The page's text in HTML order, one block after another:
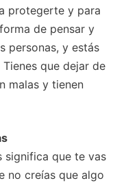
protegerte y para
de pensar y
personas, y estás
que dejar de
malas y tienen
significa que te vas
no creías que algo